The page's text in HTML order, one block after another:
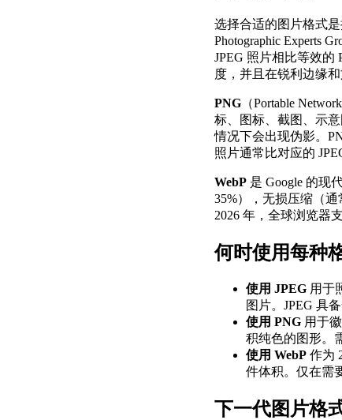
选择合适的图片格式
Photographic Experts
JPEG 照片相比等效的
度，并且在锐利边缘
PNG （Portable
标、图标、截图、示
情况下会出现伪影。
照片通常比对应的
WebP 是 Google 的现
35%），无损压缩（通
2026 年，全球浏览器
何时使用每种
使用 JPEG 用于
图片。JPEG 具
使用 PNG 用于
积纯色的图形。
使用 WebP 作为
件体积。仅在需
下一代图片格